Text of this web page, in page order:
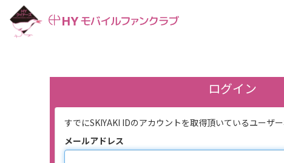
ログイン
すでにSKIYAKI IDのアカウントを取得頂いているユーザ
メールアドレス